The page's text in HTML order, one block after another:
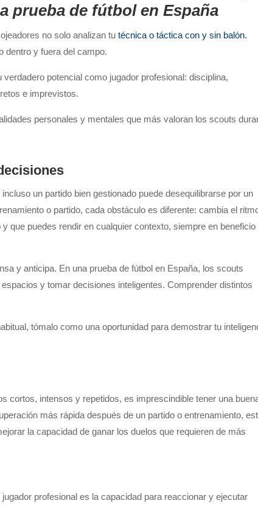
prueba de fútbol en España
no solo analizan tutécnica o táctica con y sin balón.
dentro y fuera del campo.
potencial como jugador profesional: disciplina,
e imprevistos.
personales y mentales que más valoran los scouts
un partido bien gestionado puede desequilibrarse por un
o partido, cada obstáculo es diferente: cambia el
que puedes rendir en cualquier contexto, siempre en beneficio
y anticipa. En una prueba de fútbol en España, los scouts
y tomar decisiones inteligentes. Comprender distintos
tómalo como una oportunidad para demostrar tu
cortos, intensos y repetidos, es imprescindible tener una
más rápida después de un partido o entrenamiento,
la capacidad de ganar los duelos que requieren de más
profesional es la capacidad para reaccionar y ejecutar